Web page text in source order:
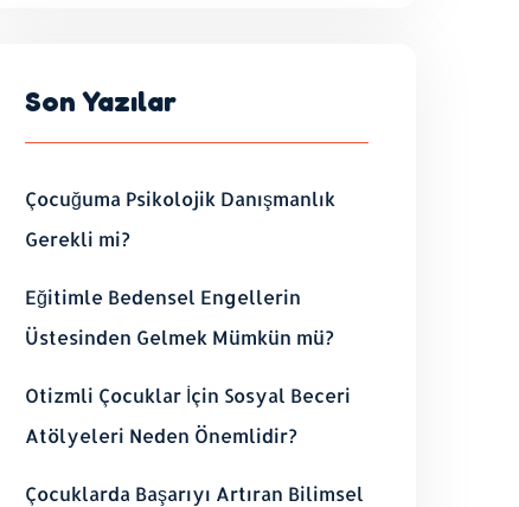
Son Yazılar
Çocuğuma Psikolojik Danışmanlık
Gerekli mi?
Eğitimle Bedensel Engellerin
Üstesinden Gelmek Mümkün mü?
Otizmli Çocuklar İçin Sosyal Beceri
Atölyeleri Neden Önemlidir?
Çocuklarda Başarıyı Artıran Bilimsel